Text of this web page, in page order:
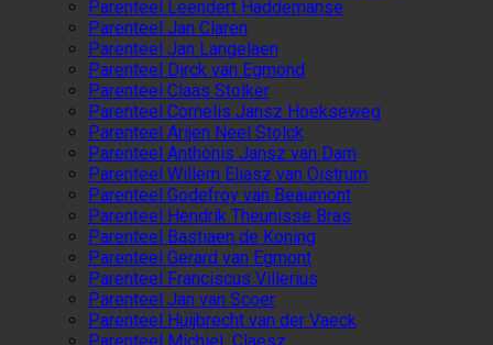
Parenteel Leendert Haddemanse
Parenteel Jan Claren
Parenteel Jan Langelaen
Parenteel Dirck van Egmond
Parenteel Claas Stolker
Parenteel Cornelis Jansz Hoekseweg
Parenteel Arijen Neel Stolck
Parenteel Anthonis Jansz van Dam
Parenteel Willem Eliasz van Oistrum
Parenteel Godefroy van Beaumont
Parenteel Hendrik Theunisse Bras
Parenteel Bastiaen de Koning
Parenteel Gerard van Egmont
Parenteel Franciscus Villerius
Parenteel Jan van Scoer
Parenteel Huijbrecht van der Vaeck